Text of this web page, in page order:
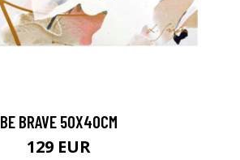
BE BRAVE 50X40CM
129 EUR